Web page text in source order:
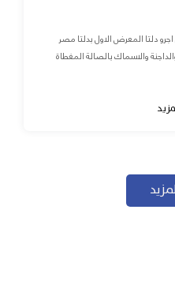
دلتا المعرض الاول بدلتا مصر
والاسماك بالصالة المغطاة